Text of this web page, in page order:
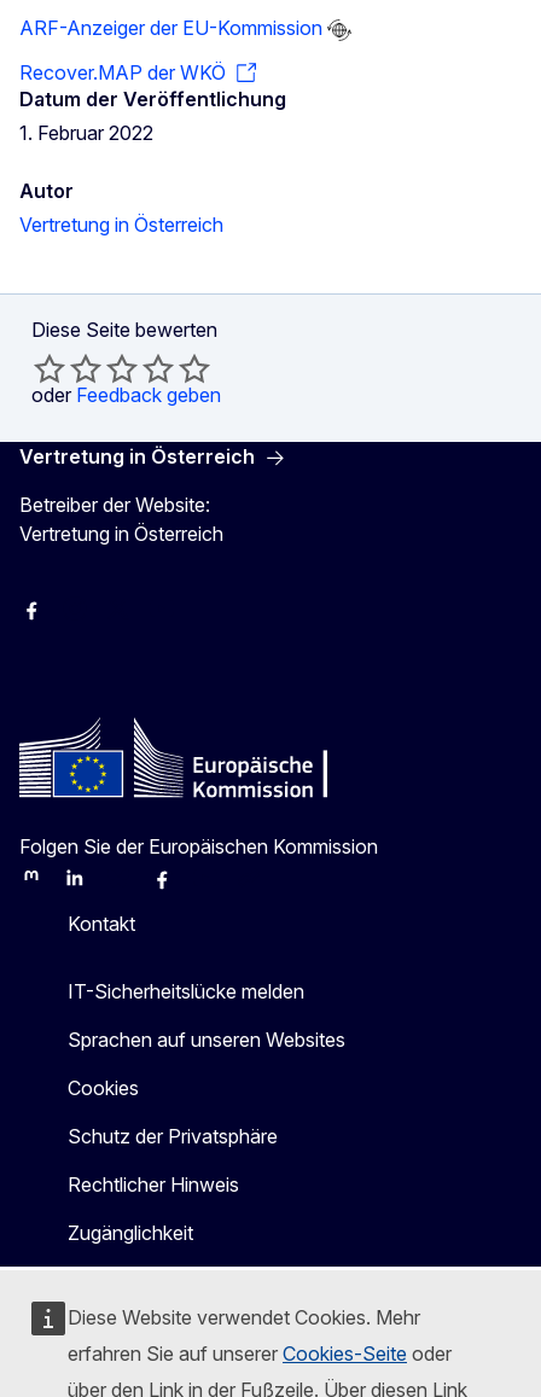
Diese Website verwendet Cookies. Mehr
erfahren Sie auf unserer Cookies-Seite oder
über den Link in der Fußzeile. Über diesen Link
ARF-Anzeiger der EU-Kommission
Recover.MAP der WKÖ
Datum der Veröffentlichung
1. Februar 2022
Autor
Vertretung in Österreich
Diese Seite bewerten
oder Feedback geben
Vertretung in Österreich
Betreiber der Website:
Vertretung in Österreich
Facebook
Folgen Sie der Europäischen Kommission
MastodonLinkedInBlueskyFacebook
Kontakt
IT-Sicherheitslücke melden
Sprachen auf unseren Websites
Cookies
Schutz der Privatsphäre
Rechtlicher Hinweis
Zugänglichkeit